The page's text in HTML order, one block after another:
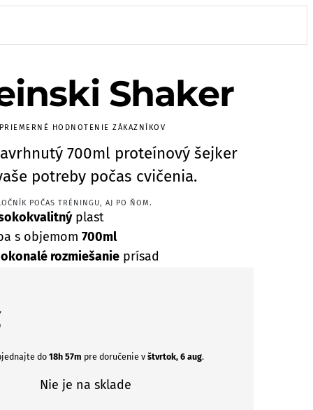
Shaker
HODNOTENIE ZÁKAZNÍKOV
700ml proteínový šejker
potreby počas cvičenia.
POČAS TRÉNINGU, AJ PO ŇOM.
plast
s objemom 700ml
rozmiešanieprísad
do18h 57m pre doručenie v štvrtok, 6 aug.
Nie je na sklade